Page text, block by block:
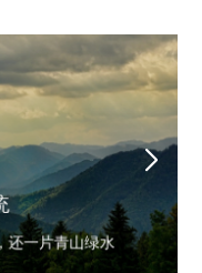
循环利用企业
一片青山绿水
客户背景
国内领先的废旧电池循环利用企
YQD生物除臭一体化设备